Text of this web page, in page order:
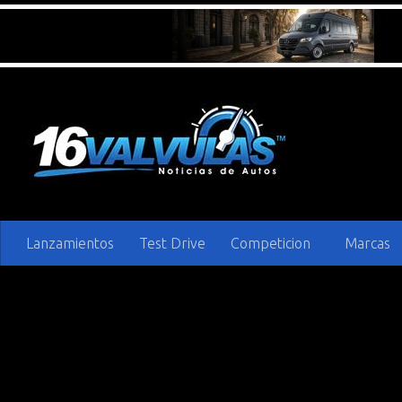
Lanzamientos Test Drive Competicion Marcas